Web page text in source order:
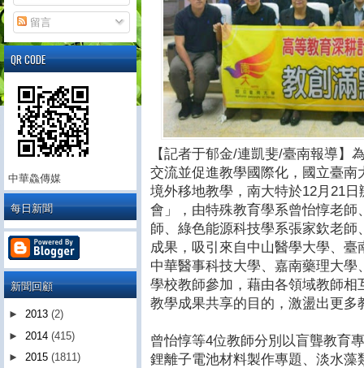
【記者于郁金/連凱斐/臺南報導】
交流並促進教學國際化，國立臺
境外移地教學，南大特於12月21
會」，由特殊教育學系曾怡惇老
師、綠色能源科技學系張家欽老
成果，吸引來自中山醫學大學、
中華醫事科技大學、嘉南藥理大
學校教師參加，藉由各領域教師
教學成果共享的目的，激盪出更多
曾怡惇等4位教師分別以盲聾教育
鋰離子電池材料製作專題、淡水
留言
QR CODE
中華鱻傳媒
每日新聞
新聞回顧
► 2013 (2)
► 2014 (415)
► 2015 (1811)